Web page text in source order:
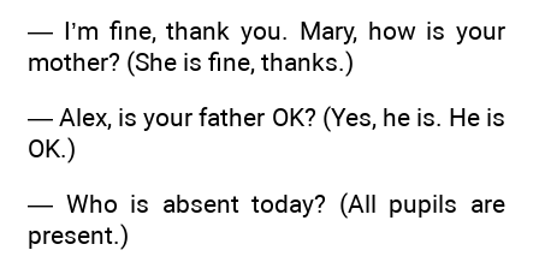
— I’m fine, thank you. Mary, how is your
mother? (She is fine, thanks.)
— Alex, is your father OK? (Yes, he is. He is
OK.)
— Who is absent today? (All pupils are
present.)